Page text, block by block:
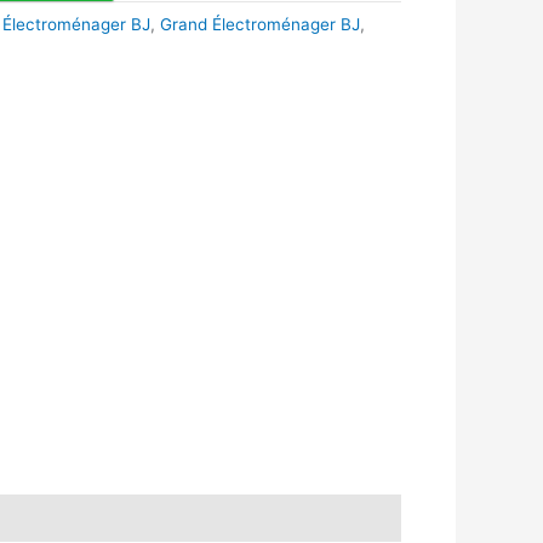
Électroménager BJ,Grand Électroménager BJ,